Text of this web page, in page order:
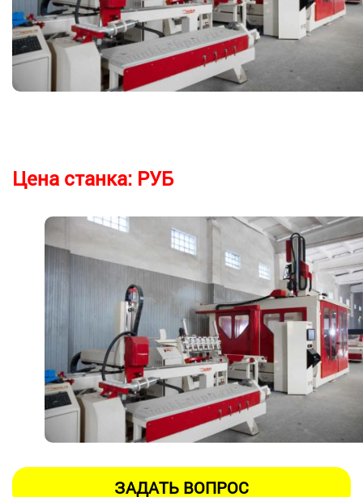
Цена станка: РУБ